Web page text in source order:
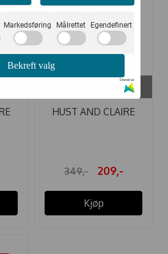
HUST AND CLAIRE
349,- 209,-
Kjøp
Markedsføring Målrettet Egendefinert
Bekreft valg
Drevet av